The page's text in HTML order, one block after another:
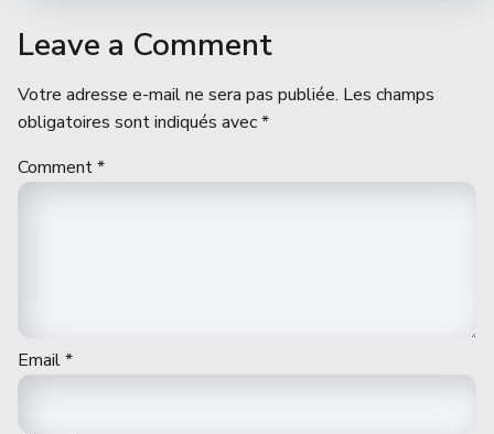
Leave a Comment
Votre adresse e-mail ne sera pas publiée. Les champs
obligatoires sont indiqués avec*
Comment*
Email*